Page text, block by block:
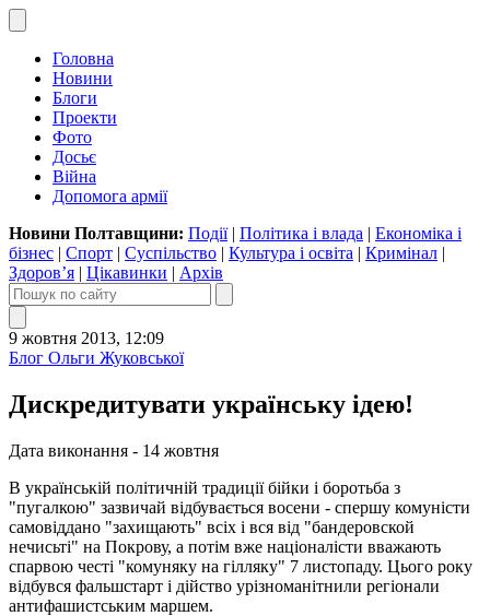
Головна
Новини
Блоги
Проекти
Фото
Досьє
Війна
Допомога армії
Новини Полтавщини: Події| Політика і влада | Економіка і
бізнес | Спорт | Суспільство | Культура і освіта | Кримінал |
Здоров’я | Цікавинки | Архів
9 жовтня 2013, 12:09
Блог Ольги Жуковської
Дискредитувати українську ідею!
Дата виконання - 14 жовтня
В українській політичній традиції бійки і боротьба з
"пугалкою" зазвичай відбувається восени - спершу комуністи
самовіддано "захищають" всіх і вся від "бандеровской
нечисьті" на Покрову, а потім вже націоналісти вважають
спарвою честі "комуняку на гілляку" 7 листопаду. Цього року
відбувся фальшстарт і дійство урізноманітнили регіонали
антифашистським маршем.